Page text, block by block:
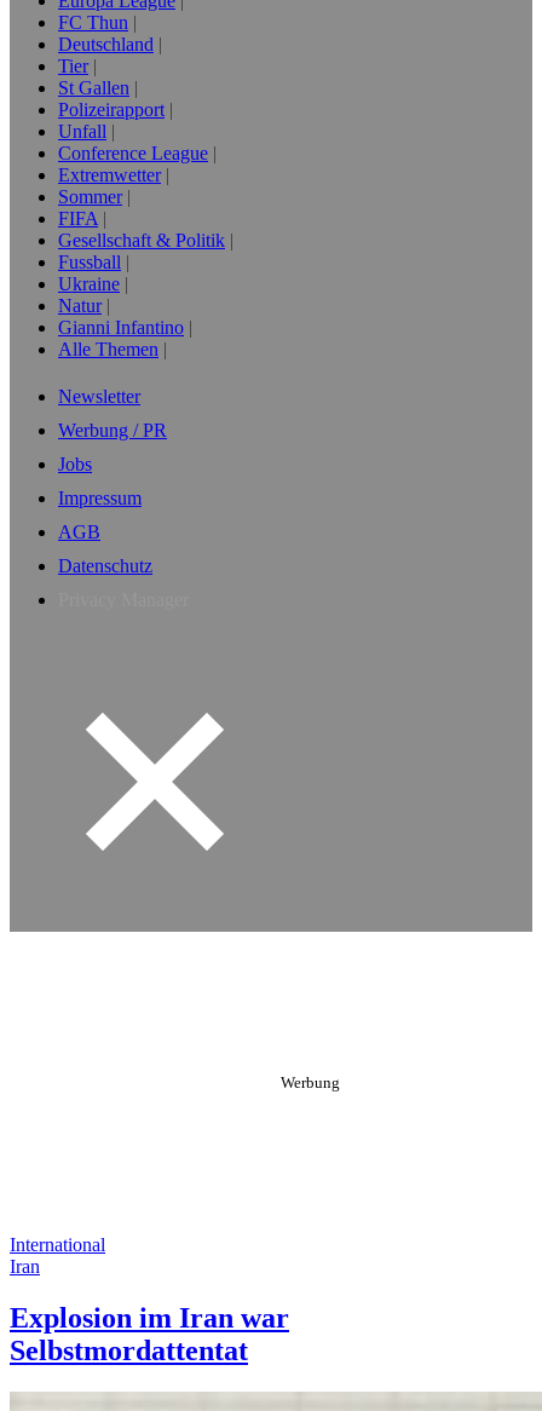
FC Thun
Deutschland
Tier
St Gallen
Polizeirapport
Unfall
Conference League
Extremwetter
Sommer
FIFA
Gesellschaft & Politik
Fussball
Ukraine
Natur
Gianni Infantino
Alle Themen
Newsletter
Werbung / PR
Jobs
Impressum
AGB
Datenschutz
International
Iran
Explosion im Iran war
Selbstmordattentat